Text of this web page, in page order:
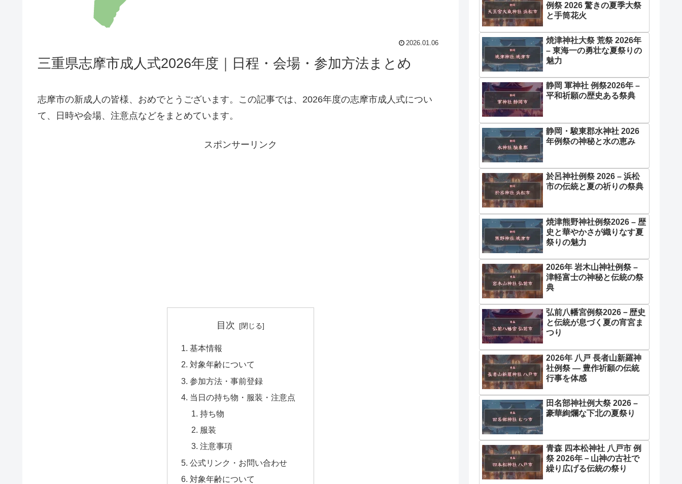
2026.01.06
三重県志摩市成人式2026年度｜日程・会場・参加方法まとめ
志摩市の新成人の皆様、おめでとうございます。この記事では、2026年度の志摩市成人式につい
て、日時や会場、注意点などをまとめています。
スポンサーリンク
目次
基本情報
対象年齢について
参加方法・事前登録
当日の持ち物・服装・注意点
持ち物
服装
注意事項
公式リンク・お問い合わせ
対象年齢について
例祭 2026 驚きの夏季大祭
と手筒花火
焼津神社大祭 荒祭 2026年
– 東海一の勇壮な夏祭りの
魅力
静岡 軍神社 例祭2026年 –
平和祈願の歴史ある祭典
静岡・駿東郡水神社 2026
年例祭の神秘と水の恵み
於呂神社例祭 2026 – 浜松
市の伝統と夏の祈りの祭典
焼津熊野神社例祭2026 – 歴
史と華やかさが織りなす夏
祭りの魅力
2026年 岩木山神社例祭 –
津軽富士の神秘と伝統の祭
典
弘前八幡宮例祭2026－歴史
と伝統が息づく夏の宵宮ま
つり
2026年 八戸 長者山新羅神
社例祭 ― 豊作祈願の伝統
行事を体感
田名部神社例大祭 2026 –
豪華絢爛な下北の夏祭り
青森 四本松神社 八戸市 例
祭 2026年－山神の古社で
繰り広げる伝統の祭り